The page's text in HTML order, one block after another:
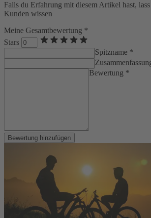
Falls du Erfahrung mit diesem Artikel hast, lass
Kunden wissen
Meine Gesamtbewertung *
Stars
Spitzname *
Bewertung *
Bewertung hinzufügen